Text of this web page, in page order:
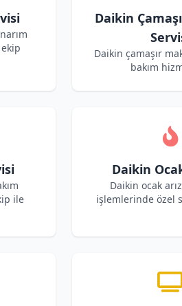
Daikin
Daikin çamaşır
bakım
ile
Daikin
Daikin ocak
işlemlerinde özel